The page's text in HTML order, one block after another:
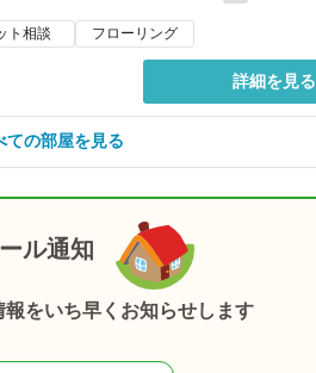
ト相談 フローリング
詳細を見る
ての部屋を見る
ル通知
をいち早くお知らせします